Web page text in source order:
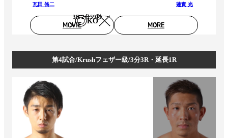
瓦田 脩二
KO
3R 2分59秒
蓮實 光
MOVIE MORE
第4試合/Krushフェザー級/3分3R・延長1R